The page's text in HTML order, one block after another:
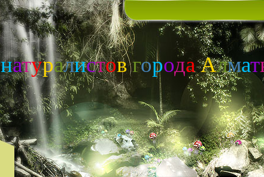
натуралистов города Алмат